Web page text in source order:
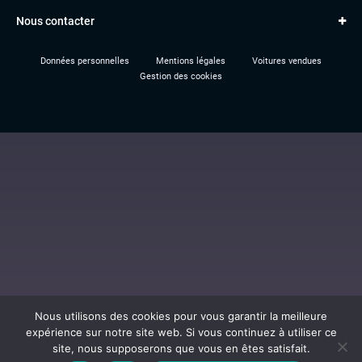
Location TBV
Nous contacter
Données personnelles Mentions légales
Voitures vendues
Gestion des cookies
Nous utilisons des cookies pour vous garantir la meilleure
expérience sur notre site web. Si vous continuez à utiliser ce
site, nous supposerons que vous en êtes satisfait.